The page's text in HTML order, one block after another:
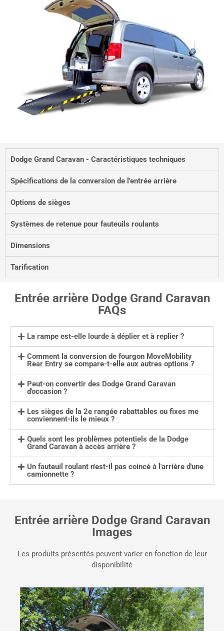
Dodge Grand Caravan - Caractéristiques techniques
Spécifications de la conversion de l'entrée arrière
Options de sièges
Systèmes de retenue pour fauteuils roulants
Dimensions
Tarification
Entrée arrière Dodge Grand Caravan
FAQs
La rampe est-elle lourde à déplier et à replier ?
Comment la conversion de fourgon MoveMobility
Rear Entry se compare-t-elle aux autres options ?
Peut-on convertir des Dodge Grand Caravan
d'occasion ?
Les sièges de la 2e rangée rabattables ou fixes me
conviennent-ils le mieux ?
Quels sont les problèmes potentiels de la Dodge
Grand Caravan à accès arrière ?
Un fauteuil roulant n'est-il pas coincé à l'arrière d'une
camionnette ?
Entrée arrière Dodge Grand Caravan
Images
Les produits présentés peuvent varier en fonction de leur
disponibilité